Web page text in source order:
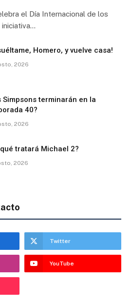
el Día Internacional de los
iniciativa…
Homero, y vuelve casa!
2026
Simpsons terminarán en la
40?
2026
qué tratará Michael 2?
2026
Twitter
YouTube